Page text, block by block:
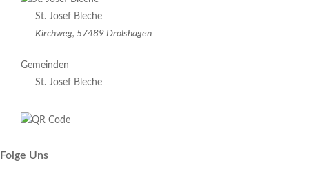
St. Josef Bleche
Kirchweg, 57489 Drolshagen
Gemeinden
St. Josef Bleche
Folge Uns